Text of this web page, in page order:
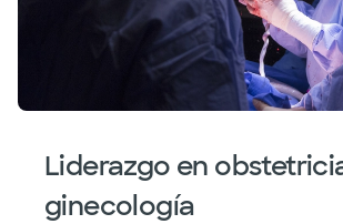
Liderazgo en
ginecología